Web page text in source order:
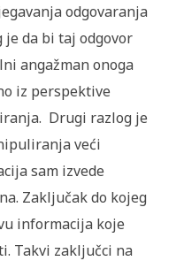
odgovaranja
je da bi taj odgovor
angažman onoga
iz perspektive
Drugi razlog je
veći
sam izvede
Zaključak do kojeg
informacija koje
Takvi zaključci na